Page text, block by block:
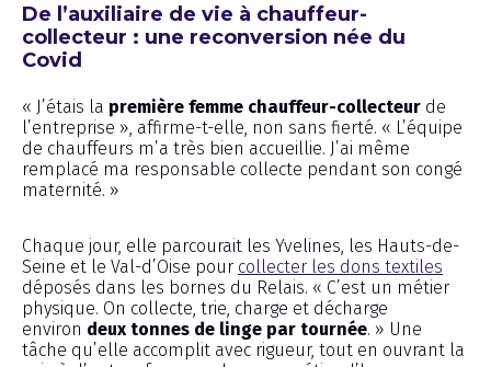
De l’auxiliaire de vie à chauffeur-
collecteur : une reconversion née du
Covid
« J’étais la première femme chauffeur-collecteur de
l’entreprise », affirme-t-elle, non sans fierté. « L’équipe
de chauffeurs m’a très bien accueillie. J’ai même
remplacé ma responsable collecte pendant son congé
maternité. »
Chaque jour, elle parcourait les Yvelines, les Hauts-de-
Seine et le Val-d’Oise pour collecter les dons textiles
déposés dans les bornes du Relais. « C’est un métier
physique. On collecte, trie, charge et décharge
environ deux tonnes de linge par tournée. » Une
tâche qu’elle accomplit avec rigueur, tout en ouvrant la